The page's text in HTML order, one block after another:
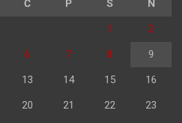
Č P S N
1 2
6 7 8 9
13 14 15 16
20 21 22 23